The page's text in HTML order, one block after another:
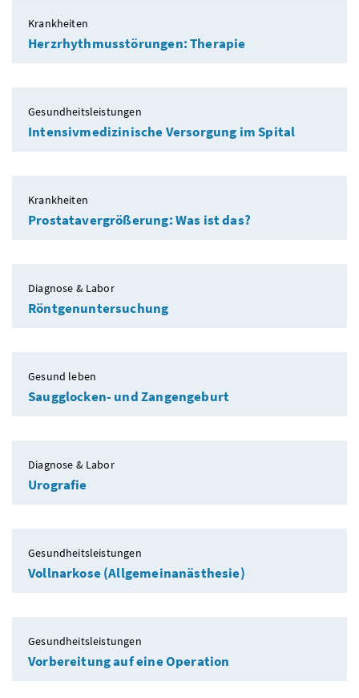
Krankheiten
Herzrhythmusstörungen: Therapie
Gesundheitsleistungen
Intensivmedizinische Versorgung im Spital
Krankheiten
Prostatavergrößerung: Was ist das?
Diagnose & Labor
Röntgenuntersuchung
Gesund leben
Saugglocken- und Zangengeburt
Diagnose & Labor
Urografie
Gesundheitsleistungen
Vollnarkose (Allgemeinanästhesie)
Gesundheitsleistungen
Vorbereitung auf eine Operation